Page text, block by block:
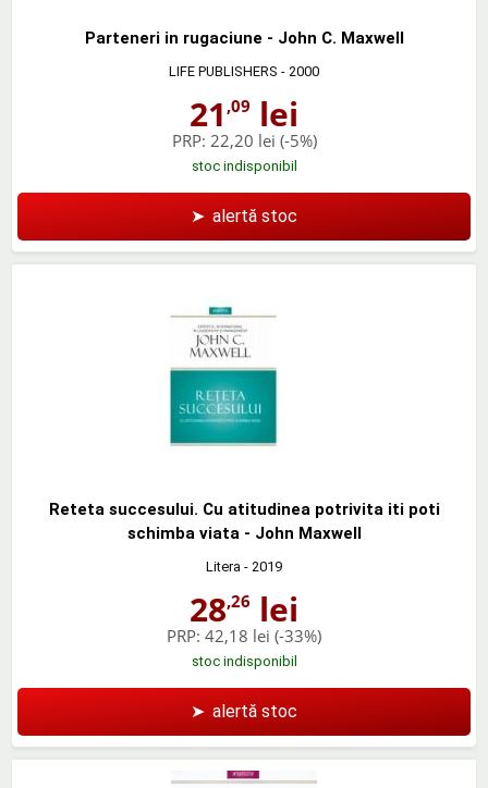
Parteneri in rugaciune - John C. Maxwell
LIFE PUBLISHERS - 2000
21 ,09 lei
PRP: 22,20 lei (-5%)
stoc indisponibil
➤ alertă stoc
Reteta succesului. Cu atitudinea potrivita iti poti
schimba viata - John Maxwell
Litera - 2019
28,26 lei
PRP: 42,18 lei (-33%)
stoc indisponibil
➤ alertă stoc